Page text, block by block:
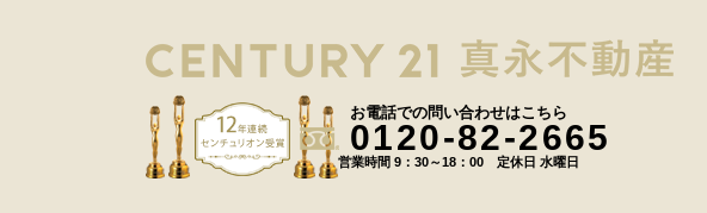
お電話での問い合わせはこちら
0120-82-2665
営業時間 9：30～18：00 定休日 水曜日